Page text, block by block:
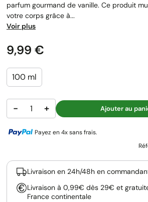
parfum gourmand de vanille. Ce produit
votre corps grâce à...
Voir plus
Prix
9,99 €
100 ml
− + Ajouter au
Payez en 4x sans frais.
Livraison en 24h/48h en
Livraison à 0,99€ dès 29€ et
France continentale